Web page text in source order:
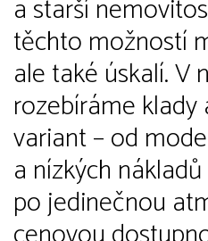
a starší
těchto možností
ale také úskalí. V
rozebíráme
variant – od
a nízkých
po jedinečnou